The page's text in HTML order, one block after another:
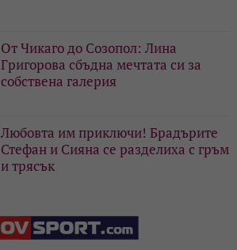
От Чикаго до Созопол: Лина
Григорова сбъдна мечтата си за
собствена галерия
Любовта им приключи! Брадърите
Стефан и Сияна се разделиха с гръм
и трясък